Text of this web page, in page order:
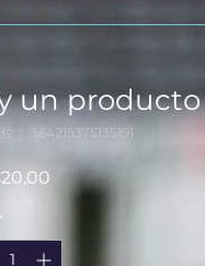
un producto
： 364215375135191